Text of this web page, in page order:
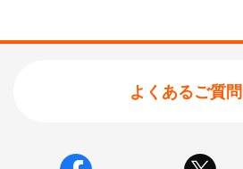
よくあるご質問